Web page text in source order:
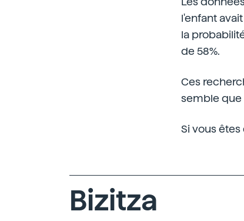
l'enfant
la
de 58%.
Ces
semble que
Si vous
Bizitza